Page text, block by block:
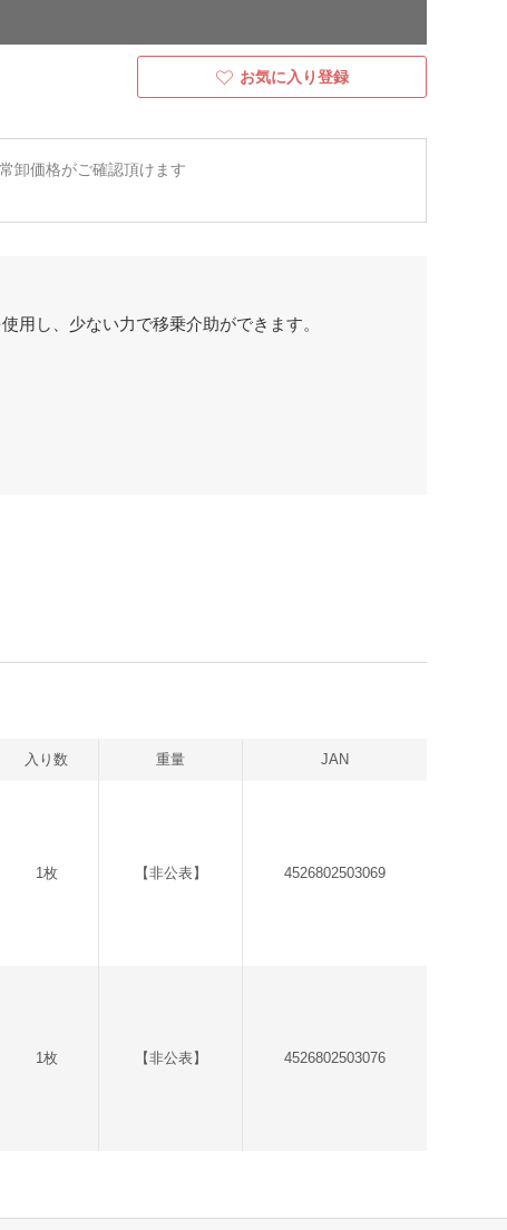
お気に入り登録
卸価格がご確認頂けます
用し、少ない力で移乗介助ができます。
入り数 重量 JAN
1枚 【非公表】 4526802503069
1枚 【非公表】 4526802503076